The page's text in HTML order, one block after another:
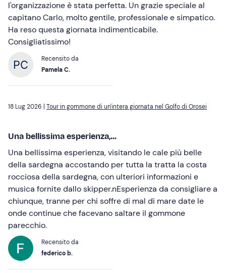
l'organizzazione è stata perfetta. Un grazie speciale al
capitano Carlo, molto gentile, professionale e simpatico.
Ha reso questa giornata indimenticabile.
Consigliatissimo!
Recensito da
Pamela C.
18 Lug 2026 | Tour in gommone di un'intera giornata nel Golfo di Orosei
Una bellissima esperienza,...
Una bellissima esperienza, visitando le cale più belle
della sardegna accostando per tutta la tratta la costa
rocciosa della sardegna, con ulteriori informazioni e
musica fornite dallo skipper.nEsperienza da consigliare a
chiunque, tranne per chi soffre di mal di mare date le
onde continue che facevano saltare il gommone
parecchio.
Recensito da
federico b.